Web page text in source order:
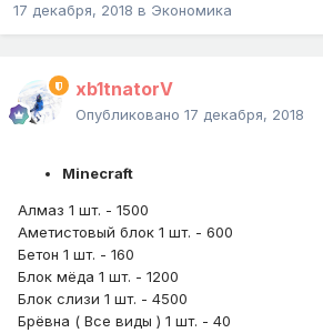
17 декабря, 2018 в Экономика
xb1tnatorV
Опубликовано 17 декабря, 2018
Minecraft
Алмаз 1 шт. - 1500
Аметистовый блок 1 шт. - 600
Бетон 1 шт. - 160
Блок мёда 1 шт. - 1200
Блок слизи 1 шт. - 4500
Брёвна ( Все виды ) 1 шт. - 40